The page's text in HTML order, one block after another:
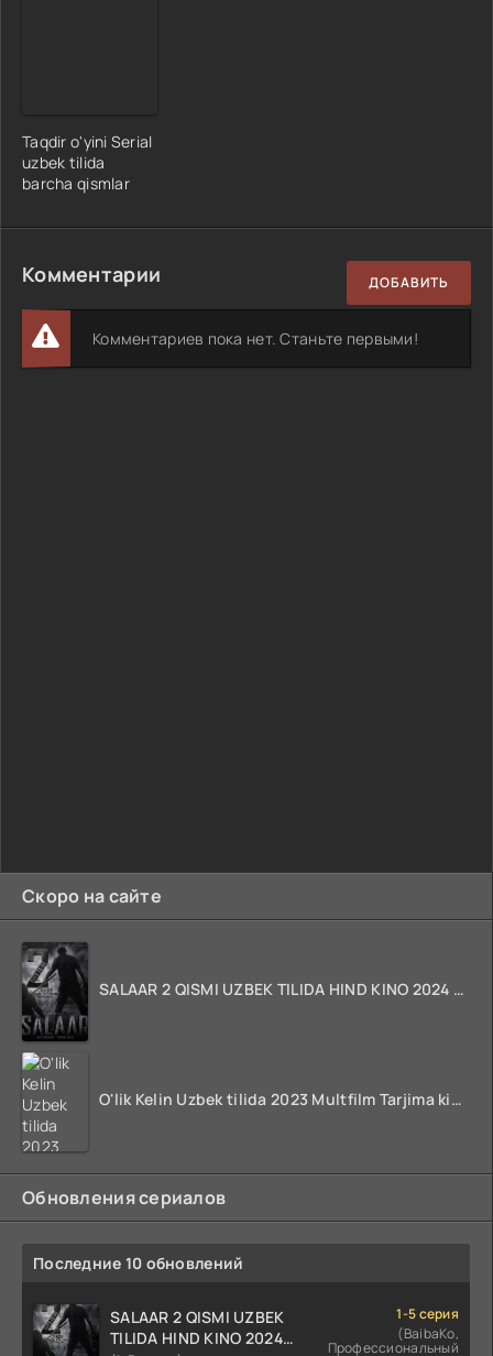
Скоро на сайте
SALAAR 2 QISMI UZBEK TILIDA HIND KINO 2024 TARJIMA 720p HD Skachat
O'lik Kelin Uzbek tilida 2023 Multfilm Tarjima kino skachat
Обновления сериалов
Последние 10 обновлений
SALAAR 2 QISMI UZBEK
TILIDA HIND KINO 2024
1-5 серия
(BaibaKo,
Профессиональный
Taqdir o'yini Serial
uzbek tilida
barcha qismlar
Комментарии ДОБАВИТЬ
Комментариев пока нет. Станьте первыми!